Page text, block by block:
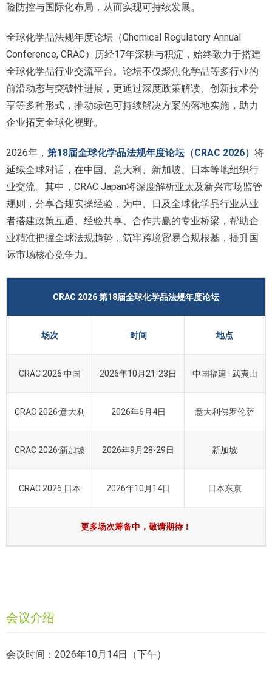
险防控与国际化布局，从而实现可持续发展。
全球化学品法规年度论坛（Chemical Regulatory Annual
Conference, CRAC）历经17年深耕与积淀，始终致力于搭建
全球化学品行业交流平台。论坛不仅聚焦化学品等多行业的
前沿动态与突破性进展，更通过深度政策解读、创新技术分
享等多种形式，推动绿色可持续解决方案的落地实施，助力
企业拓宽全球化视野。
2026年， 第18届全球化学品法规年度论坛（CRAC 2026） 将
延续全球对话，在中国、意大利、新加坡、日本等地组织行
业交流。其中，CRAC Japan将深度解析亚太及新兴市场监管
规则，分享合规实操经验，为中、日及全球化学品行业从业
者搭建政策互通、经验共享、合作共赢的专业桥梁，帮助企
业精准把握全球法规趋势，筑牢跨境贸易合规根基，提升国
际市场核心竞争力。
CRAC 2026 第18届全球化学品法规年度论坛
场次 时间 地点
CRAC 2026·中国 2026年10月21-23日 中国福建 · 武夷山
CRAC 2026·意大利 2026年6月4日 意大利佛罗伦萨
CRAC 2026·新加坡 2026年9月28-29日 新加坡
CRAC 2026·日本 2026年10月14日 日本东京
更多场次筹备中，敬请期待！
会议介绍
会议时间：2026年10月14日（下午）